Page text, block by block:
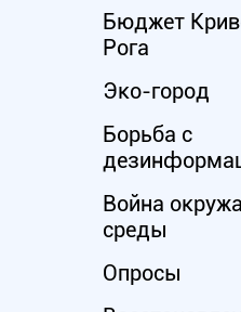
Бюджет
Рога
Эко-город
Борьба с
Война
среды
Опросы